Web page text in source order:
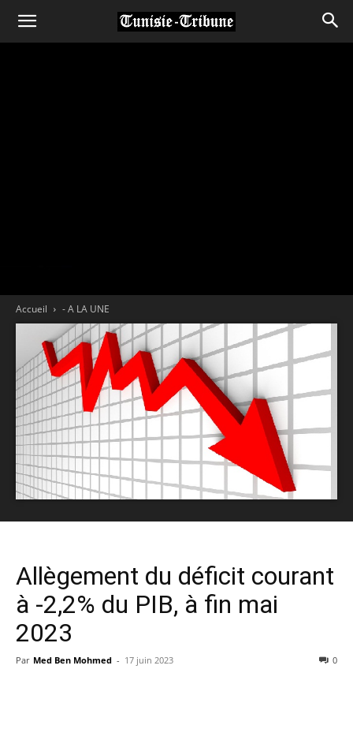
Accueil - A LA UNE
Allègement du déficit courant
à -2,2% du PIB, à fin mai
2023
Par Med Ben Mohmed - 17 juin 2023 0